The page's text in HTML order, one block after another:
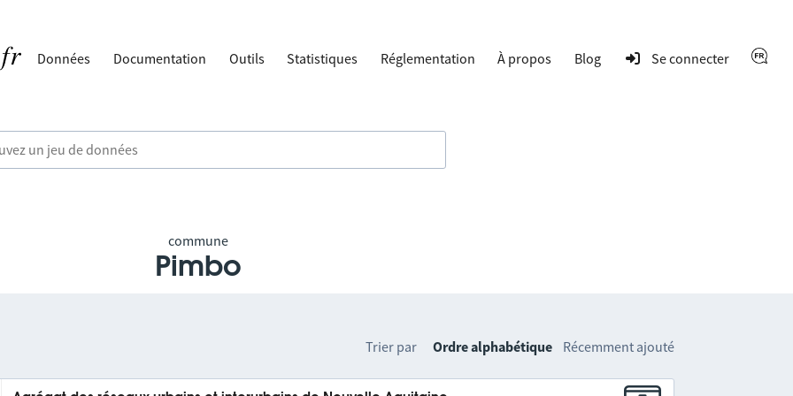
Données Documentation Outils Statistiques Réglementation À propos Blog Se connecter
commune
Pimbo
Trier par Ordre alphabétique Récemment ajouté